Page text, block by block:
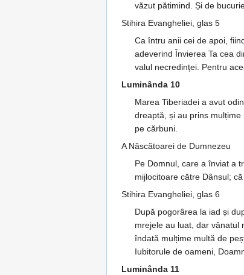
văzut pătimind. Și de
Stihira Evangheliei, glas 5
Ca întru anii cei de apoi,
adeverind Învierea Ta cea
valul necredinței. Pentru
Luminânda 10
Marea Tiberiadei a avut
dreaptă, și au prins
pe cărbuni.
A Născătoarei de Dumnezeu
Pe Domnul, care a înviat a
mijlocitoare către Dânsul;
Stihira Evangheliei, glas 6
După pogorârea la iad și
mrejele au luat, dar vânatul
îndată mulțime multă de
Iubitorule de oameni,
Luminânda 11